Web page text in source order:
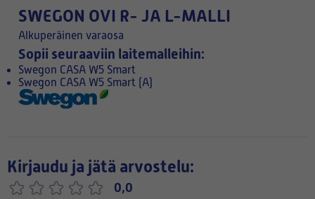
SWEGON OVI R- JA L-MALLI
Alkuperäinen varaosa
Sopii seuraaviin laitemalleihin:
Swegon CASA W5 Smart
Swegon CASA W5 Smart (A)
Kirjaudu ja jätä arvostelu:
0,0